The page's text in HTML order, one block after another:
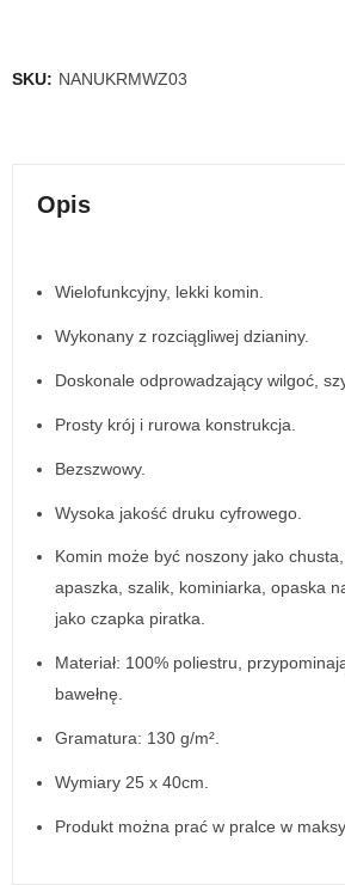
SKU: NANUKRMWZ03
Opis
Wielofunkcyjny, lekki komin.
Wykonany z rozciągliwej dzianiny.
Doskonale odprowadzający wilgoć,
Prosty krój i rurowa konstrukcja.
Bezszwowy.
Wysoka jakość druku cyfrowego.
Komin może być noszony jako
apaszka, szalik, kominiarka, opaska
jako czapka piratka.
Materiał: 100% poliestru,
bawełnę.
Gramatura: 130 g/m².
Wymiary 25 x 40cm.
Produkt można prać w pralce w